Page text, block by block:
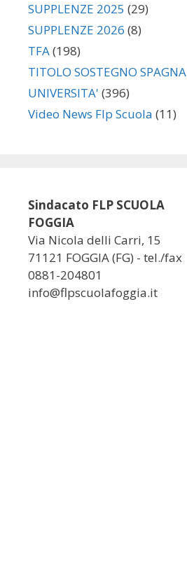
SUPPLENZE 2025 (29)
SUPPLENZE 2026 (8)
TFA(198)
TITOLO SOSTEGNO SPAGNA
UNIVERSITA' (396)
Video News Flp Scuola (11)
Sindacato FLP SCUOLA
FOGGIA
Via Nicola delli Carri, 15
71121 FOGGIA (FG) - tel./fax
0881-204801
info@flpscuolafoggia.it